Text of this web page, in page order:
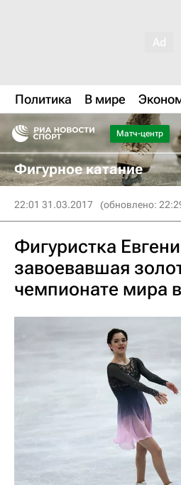
Политика В мире
Матч-центр
Фигурное катание
22:01 31.03.2017 (обновлено:
Фигуристка
завоевавшая
чемпионате мира